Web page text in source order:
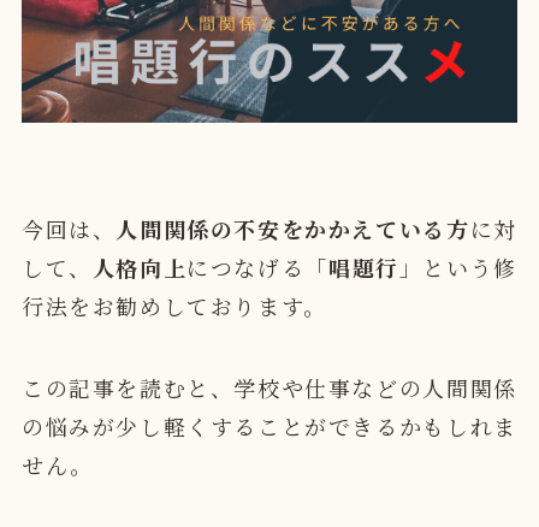
今回は、 人間関係の不安をかかえている方に対
して、
人格向上につなげる「唱題行 」という修
行法をお勧めしております。
この記事を読むと、学校や仕事などの人間関係
の悩みが少し軽くすることができるかもしれま
せん。